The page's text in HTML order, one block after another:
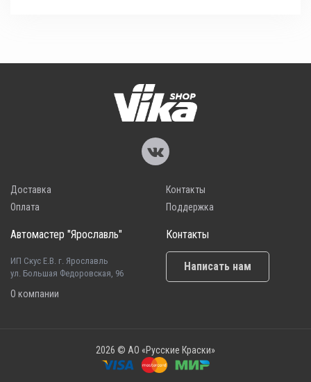
Доставка
Оплата
Контакты
Поддержка
Автомастер "Ярославль"
ИП Скус Е.В. г. Ярославль
ул. Большая Федоровская, 96
О компании
Контакты
Написать нам
2026 © АО «Русские Краски»